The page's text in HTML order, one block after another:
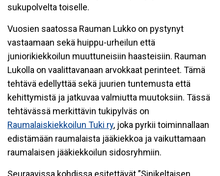
sukupolvelta toiselle.
Vuosien saatossa Rauman Lukko on pystynyt
vastaamaan sekä huippu-urheilun että
juniorikiekkoilun muuttuneisiin haasteisiin. Rauman
Lukolla on vaalittavanaan arvokkaat perinteet. Tämä
tehtävä edellyttää sekä juurien tuntemusta että
kehittymistä ja jatkuvaa valmiutta muutoksiin. Tässä
tehtävässä merkittävin tukipylväs on
Raumalaiskiekkoilun Tuki ry, joka pyrkii toiminnallaan
edistämään raumalaista jääkiekkoa ja vaikuttamaan
raumalaisen jääkiekkoilun sidosryhmiin.
Seuraavissa kohdissa esitettävät ”Sinikeltaisen